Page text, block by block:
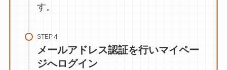
す。
STEP
メールアドレス認証を行いマイペー
ジへログイン